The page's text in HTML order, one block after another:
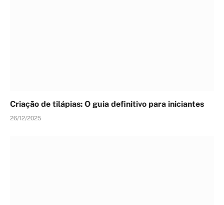
Criação de tilápias: O guia definitivo para iniciantes
26/12/2025